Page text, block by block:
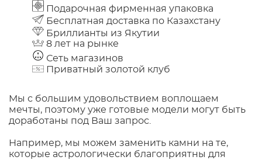
Подарочная фирменная упаковка
Бесплатная доставка по Казахстану
Бриллианты из Якутии
8 лет на рынке
Сеть магазинов
Приватный золотой клуб
Мы с большим удовольствием воплощаем
мечты, поэтому уже готовые модели могут быть
доработаны под Ваш запрос.
Например, мы можем заменить камни на те,
которые астрологически благоприятны для